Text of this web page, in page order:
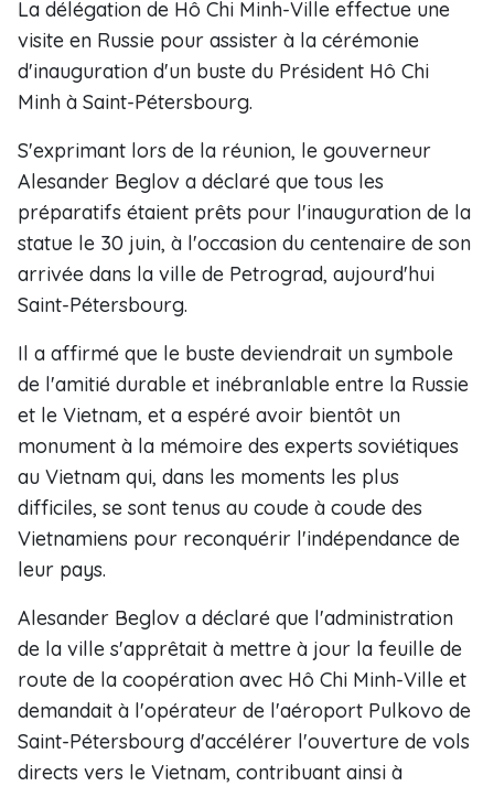
La délégation de Hô Chi Minh-Ville effectue une
visite en Russie pour assister à la cérémonie
d'inauguration d'un buste du Président Hô Chi
Minh à Saint-Pétersbourg.
S'exprimant lors de la réunion, le gouverneur
Alesander Beglov a déclaré que tous les
préparatifs étaient prêts pour l'inauguration de la
statue le 30 juin, à l'occasion du centenaire de son
arrivée dans la ville de Petrograd, aujourd'hui
Saint-Pétersbourg.
Il a affirmé que le buste deviendrait un symbole
de l'amitié durable et inébranlable entre la Russie
et le Vietnam, et a espéré avoir bientôt un
monument à la mémoire des experts soviétiques
au Vietnam qui, dans les moments les plus
difficiles, se sont tenus au coude à coude des
Vietnamiens pour reconquérir l'indépendance de
leur pays.
Alesander Beglov a déclaré que l'administration
de la ville s'apprêtait à mettre à jour la feuille de
route de la coopération avec Hô Chi Minh-Ville et
demandait à l'opérateur de l'aéroport Pulkovo de
Saint-Pétersbourg d'accélérer l'ouverture de vols
directs vers le Vietnam, contribuant ainsi à